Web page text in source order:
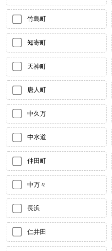
竹島町
知寄町
天神町
唐人町
中久万
中水道
仲田町
中万々
長浜
仁井田